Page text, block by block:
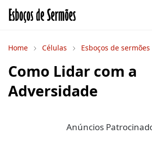
Home Células Esboços de sermões
Como Lidar com a
Adversidade
Anúncios